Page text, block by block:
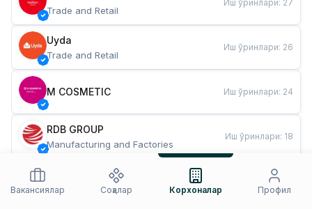
Trade and Retail
Иш ўринлари: 27
Uyda
Trade and Retail
Иш ўринлари: 26
M COSMETIC Иш ўринлари: 24
RDB GROUP
Manufacturing and Factories
Иш ўринлари: 18
Restaurants and Fast Food
Иш ўринлари
Вакансиялар
Соҳалар Корхоналар Профил